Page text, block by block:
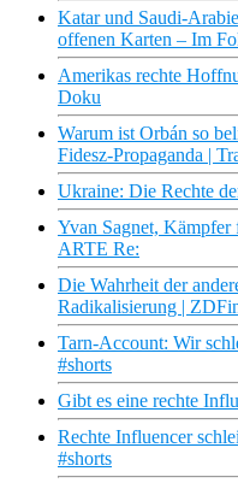
Katar und Saudi-
offenen Karten – Im
Amerikas rechte
Doku
Warum ist Orbán so
Fidesz-Propaganda |
Ukraine: Die Rechte
Yvan Sagnet, Kämpfer
ARTE Re:
Die Wahrheit der
Radikalisierung |
Tarn-Account: Wir
#shorts
Gibt es eine rechte
Rechte Influencer
#shorts